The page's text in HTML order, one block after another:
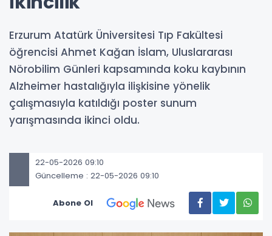
Erzurum Atatürk Üniversitesi Tıp Fakültesi
öğrencisi Ahmet Kağan İslam, Uluslararası
Nörobilim Günleri kapsamında koku kaybının
Alzheimer hastalığıyla ilişkisine yönelik
çalışmasıyla katıldığı poster sunum
yarışmasında ikinci oldu.
22-05-2026 09:10
Güncelleme : 22-05-2026 09:10
Abone Ol